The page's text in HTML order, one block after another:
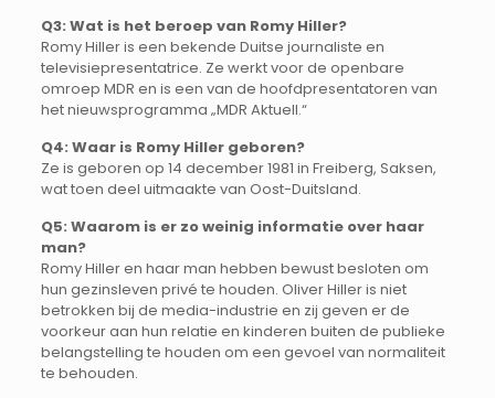
Q3: Wat is het beroep van Romy Hiller?
Romy Hiller is een bekende Duitse journaliste en
televisiepresentatrice. Ze werkt voor de openbare
omroep MDR en is een van de hoofdpresentatoren van
het nieuwsprogramma „MDR Aktuell.“
Q4: Waar is Romy Hiller geboren?
Ze is geboren op 14 december 1981 in Freiberg, Saksen,
wat toen deel uitmaakte van Oost-Duitsland.
Q5: Waarom is er zo weinig informatie over haar
man?
Romy Hiller en haar man hebben bewust besloten om
hun gezinsleven privé te houden. Oliver Hiller is niet
betrokken bij de media-industrie en zij geven er de
voorkeur aan hun relatie en kinderen buiten de publieke
belangstelling te houden om een gevoel van normaliteit
te behouden.